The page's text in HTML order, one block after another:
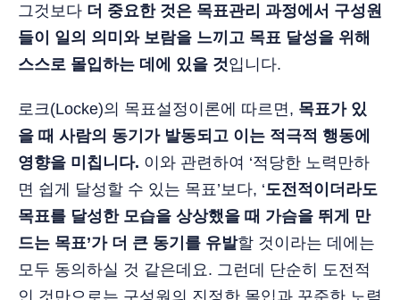
그것보다 더 중요한 것은 목표관리 과정에서 구성원
들이 일의 의미와 보람을 느끼고 목표 달성을 위해
스스로 몰입하는 데에 있을 것입니다.
로크(Locke)의 목표설정이론에 따르면, 목표가 있
을 때 사람의 동기가 발동되고 이는 적극적 행동에
영향을 미칩니다. 이와 관련하여 ‘적당한 노력만하
면 쉽게 달성할 수 있는 목표’보다, ‘도전적이더라도
목표를 달성한 모습을 상상했을 때 가슴을 뛰게 만
드는 목표’가 더 큰 동기를 유발할 것이라는 데에는
모두 동의하실 것 같은데요. 그런데 단순히 도전적
인 것만으로는 구성원의 진정한 몰입과 꾸준한 노력